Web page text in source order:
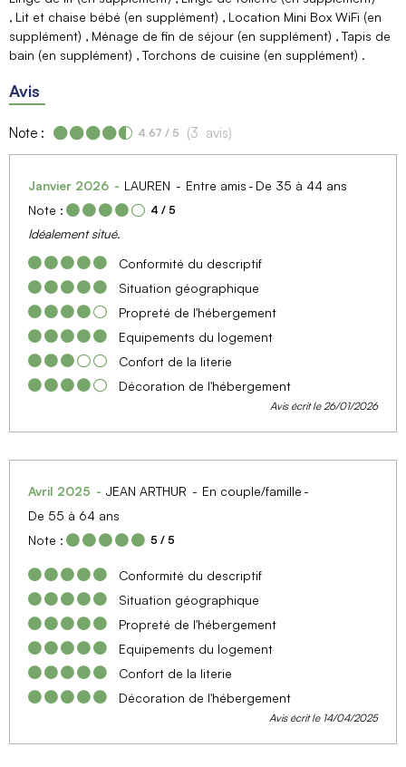
Lit et chaise bébé (en supplément)
Location Mini Box WiFi (en
supplément)
Ménage de fin de séjour (en supplément)
Tapis de
bain (en supplément)
Torchons de cuisine (en supplément)
Avis
Note : 4.67 / 5 (3 avis)
Janvier 2026 LAUREN Entre amis
De 35 à 44 ans
Note :
4 / 5
Idéalement situé.
Conformité du descriptif
Situation géographique
Propreté de l'hébergement
Equipements du logement
Confort de la literie
Décoration de l'hébergement
Avis écrit le 26/01/2026
Avril 2025 JEAN ARTHUR
En couple/famille
De 55 à 64 ans
Note :
5 / 5
Conformité du descriptif
Situation géographique
Propreté de l'hébergement
Equipements du logement
Confort de la literie
Décoration de l'hébergement
Avis écrit le 14/04/2025